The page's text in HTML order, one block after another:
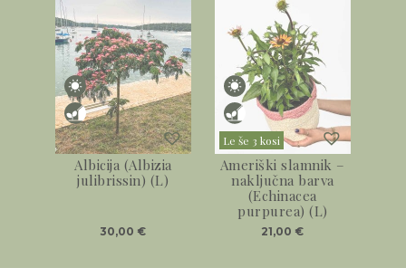
Albicija (Albizia
julibrissin) (L)
30,00 €
Le še 3 kosi
Ameriški slamnik –
naključna barva
(Echinacea
purpurea) (L)
21,00 €